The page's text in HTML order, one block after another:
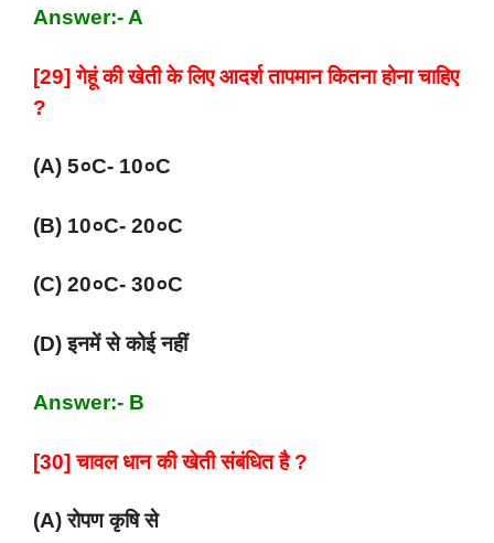
Answer:- A
[29] गेहूं की खेती के लिए आदर्श तापमान कितना होना चाहिए
?
(A) 5०C- 10०C
(B) 10०C- 20०C
(C) 20०C- 30०C
(D) इनमें से कोई नहीं
Answer:- B
[30] चावल धान की खेती संबंधित है ?
(A) रोपण कृषि से